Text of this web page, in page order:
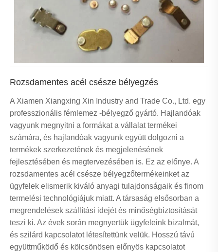
Rozsdamentes acél csésze bélyegzés
A Xiamen Xiangxing Xin Industry and Trade Co., Ltd. egy
professzionális fémlemez -bélyegző gyártó. Hajlandóak
vagyunk megnyitni a formákat a vállalat termékei
számára, és hajlandóak vagyunk együtt dolgozni a
termékek szerkezetének és megjelenésének
fejlesztésében és megtervezésében is. Ez az előnye. A
rozsdamentes acél csésze bélyegzőtermékeinket az
ügyfelek elismerik kiváló anyagi tulajdonságaik és finom
termelési technológiájuk miatt. A társaság elsősorban a
megrendelések szállítási idejét és minőségbiztosítását
teszi ki. Az évek során megnyertük ügyfeleink bizalmát,
és szilárd kapcsolatot létesítettünk velük. Hosszú távú
együttműködő és kölcsönösen előnyös kapcsolatot